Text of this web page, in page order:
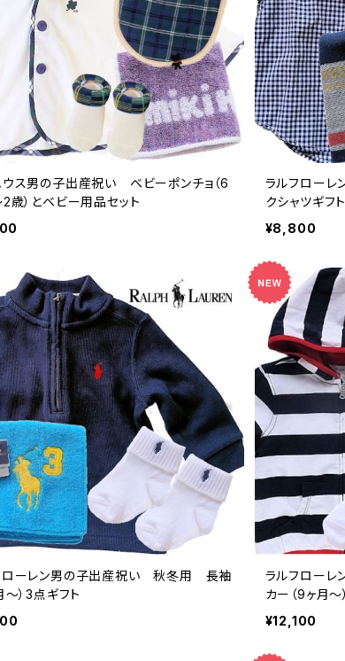
ウス男の子出産祝い ベビーポンチョ（6
歳）とベビー用品セット
ラルフロー
クシャツギフ
¥8,800
ローレン男の子出産祝い 秋冬用 長袖
～）3点ギフト
ラルフロー
カー（9ヶ月～
¥12,100